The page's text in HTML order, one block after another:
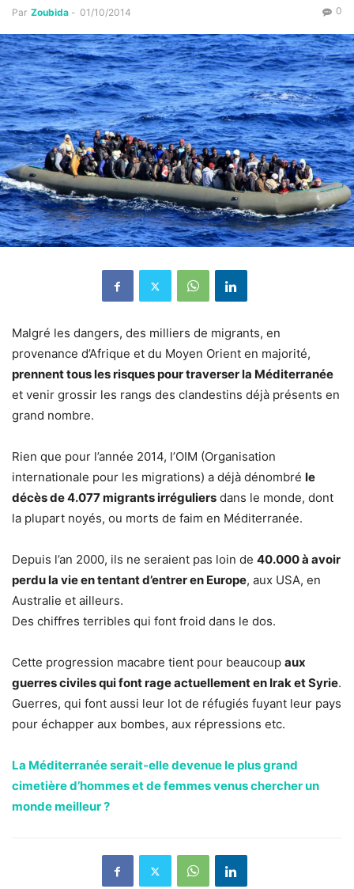
Par Zoubida - 01/10/2014 0
Malgré les dangers, des milliers de migrants, en
provenance d’Afrique et du Moyen Orient en majorité,
prennent tous les risques pour traverser la Méditerranée
et venir grossir les rangs des clandestins déjà présents en
grand nombre.
Rien que pour l’année 2014, l’OIM (Organisation
internationale pour les migrations) a déjà dénombré le
décès de 4.077 migrants irréguliers dans le monde, dont
la plupart noyés, ou morts de faim en Méditerranée.
Depuis l’an 2000, ils ne seraient pas loin de 40.000 à avoir
perdu la vie en tentant d’entrer en Europe, aux USA, en
Australie et ailleurs.
Des chiffres terribles qui font froid dans le dos.
Cette progression macabre tient pour beaucoup aux
guerres civiles qui font rage actuellement en Irak et Syrie.
Guerres, qui font aussi leur lot de réfugiés fuyant leur pays
pour échapper aux bombes, aux répressions etc.
La Méditerranée serait-elle devenue le plus grand
cimetière d’hommes et de femmes venus chercher un
monde meilleur ?